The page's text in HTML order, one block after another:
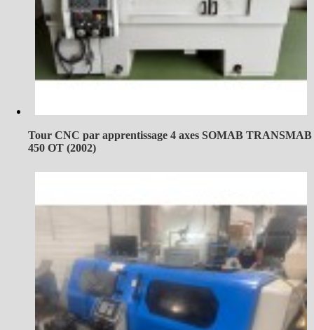
Tour CNC par apprentissage 4 axes SOMAB TRANSMAB
450 OT (2002)